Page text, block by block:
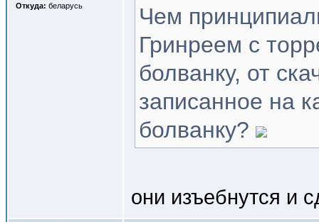
Откуда: беларусь
Чем
Гринреем с
болванку, от
записанное на
болванку?
они изъебнутся и